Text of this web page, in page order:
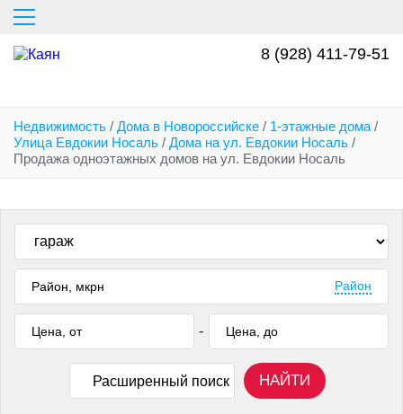
Перейти
основному
содержанию
8 (928) 411-79-51
Недвижимость / Дома в Новороссийске / 1-этажные дома /
Улица Евдокии Носаль / Дома на ул. Евдокии Носаль /
Продажа одноэтажных домов на ул. Евдокии Носаль
Район
-
Расширенный поиск НАЙТИ